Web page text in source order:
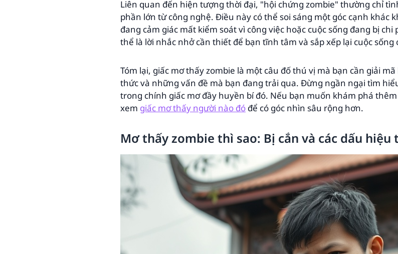
Liên quan đến hiện tượng thời đại, "hội chứng zombie" thường chỉ
phần lớn từ công nghệ. Điều này có thể soi sáng một góc cạnh khác
đang cảm giác mất kiểm soát vì công việc hoặc cuộc sống đang bị
thể là lời nhắc nhở cần thiết để bạn tĩnh tâm và sắp xếp lại cuộc sống
Tóm lại, giấc mơ thấy zombie là một câu đố thú vị mà bạn cần giải
thức và những vấn đề mà bạn đang trải qua. Đừng ngần ngại tìm
trong chính giấc mơ đầy huyền bí đó. Nếu bạn muốn khám phá
xem giấc mơ thấy người nào đó để có góc nhìn sâu rộng hơn.
Mơ thấy zombie thì sao: Bị cắn và các dấu hiệu